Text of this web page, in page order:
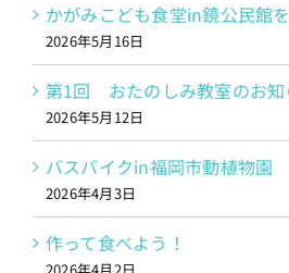
かがみこども食堂in鏡公民館
2026年5月16日
第1回 おたのしみ教室のお知
2026年5月12日
バスバイクin福岡市動植物園
2026年4月3日
作って食べよう！